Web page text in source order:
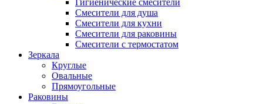
Смесители для душа
Смесители для кухни
Смесители для раковины
Смесители с термостатом
Зеркала
Круглые
Овальные
Прямоугольные
Раковины